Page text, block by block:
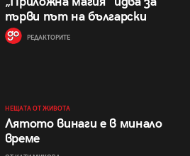
първи път на български
РЕДАКТОРИТЕ
НЕЩАТА ОТ ЖИВОТА
Лятото винаги е в минало
време